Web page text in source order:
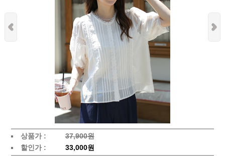
상품가 :
37,900원
할인가 :
33,000원